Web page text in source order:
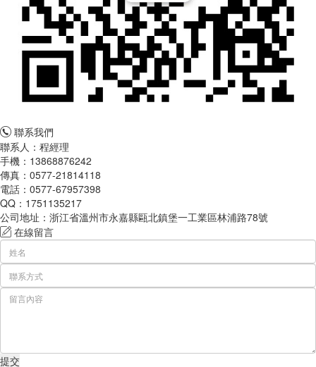
聯系我們
聯系人：程經理
手機：13868876242
傳真：0577-21814118
電話：0577-67957398
QQ：1751135217
公司地址：浙江省溫州市永嘉縣甌北鎮堡一工業區林浦路78號
在線留言